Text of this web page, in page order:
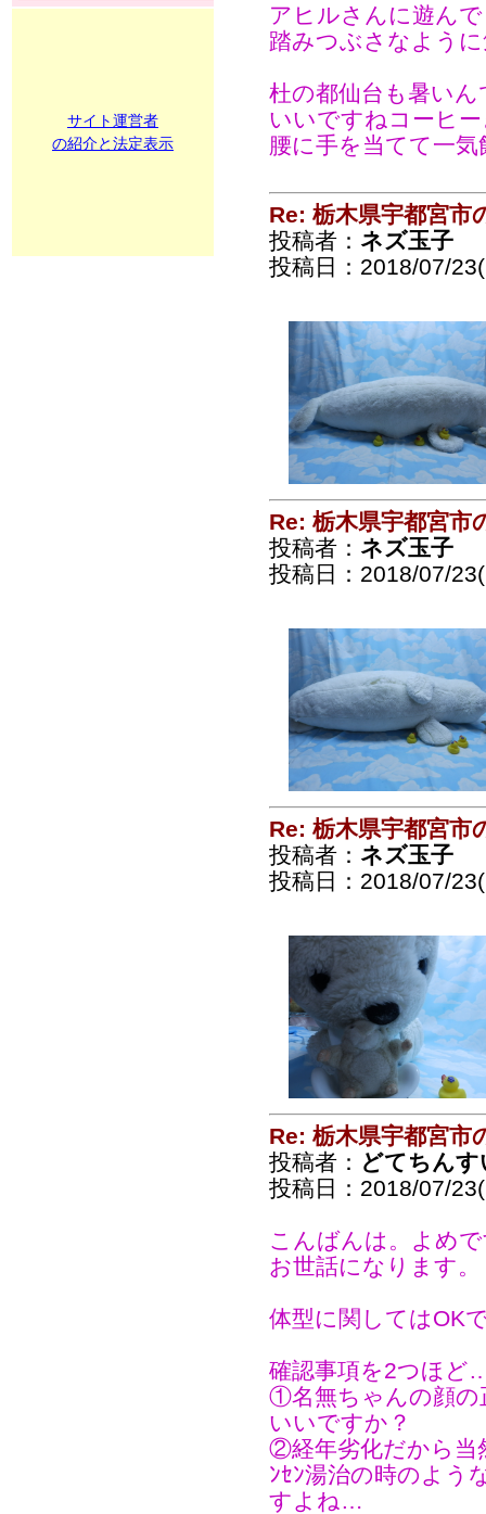
サイト運営者
の紹介と法定表示
アヒルさんに遊ん
踏みつぶさなよう
杜の都仙台も暑い
いいですねコーヒ
腰に手を当てて一
Re: 栃木県宇都宮市
投稿者： ネズ玉子
投稿日：2018/07/
Re: 栃木県宇都宮市
投稿者： ネズ玉子
投稿日：2018/07/
Re: 栃木県宇都宮市
投稿者： ネズ玉子
投稿日：2018/07/
Re: 栃木県宇都宮市
投稿者： どてちん
投稿日：2018/07/
こんばんは。よめ
お世話になります。
体型に関してはOK
確認事項を2つほど
①名無ちゃんの顔の
いいですか？
②経年劣化だから当
ﾝｾﾝ湯治の時のよう
すよね…